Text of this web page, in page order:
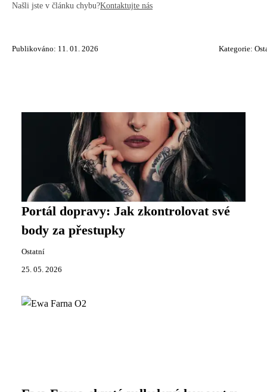
Našli jste v článku chybu?Kontaktujte nás
Publikováno: 11. 01. 2026 Kategorie:
Portál dopravy: Jak zkontrolovat své
body za přestupky
Ostatní
25. 05. 2026